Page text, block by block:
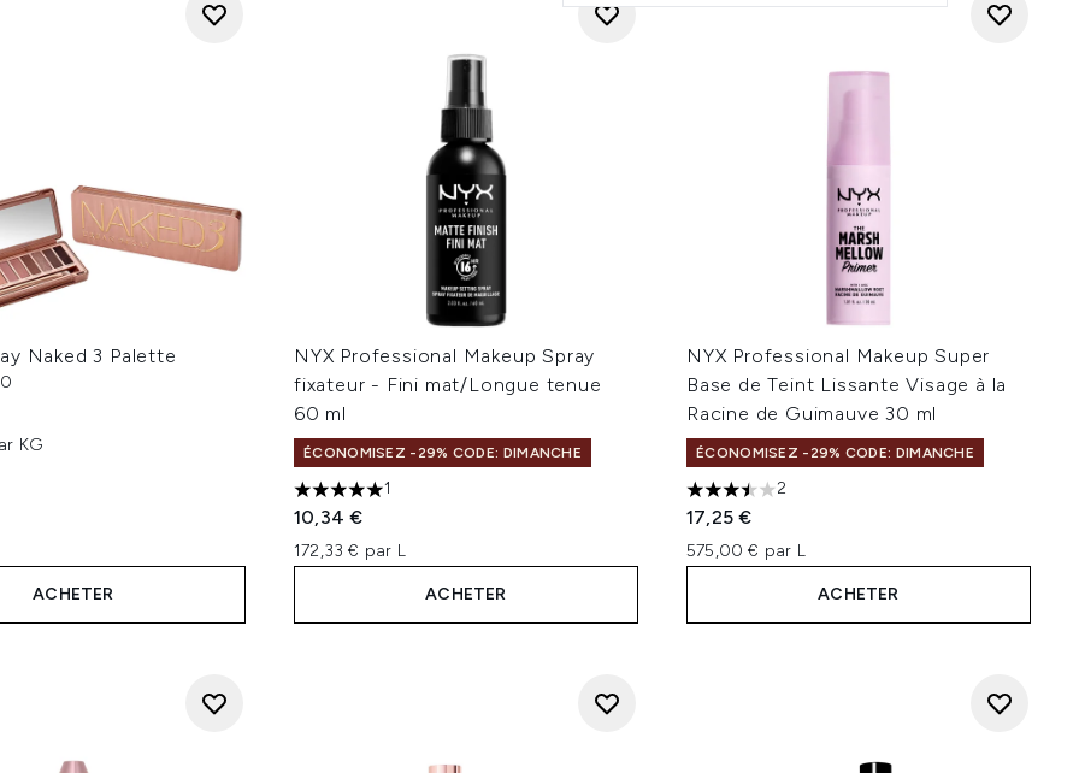
Naked 3 Palette
un maximum de 5
KG
ACHETER
NYX Professional Makeup Spray
fixateur - Fini mat/Longue tenue
60 ml
ÉCONOMISEZ -29% CODE: DIMANCHE
5 étoiles sur un maximum de 5
1
10,34 €
172,33 € par L
ACHETER
NYX Professional Makeup Super
Base de Teint Lissante Visage à la
Racine de Guimauve 30 ml
ÉCONOMISEZ -29% CODE: DIMANCHE
3.5 étoiles sur un maximum de 5
2
17,25 €
575,00 € par L
ACHETER